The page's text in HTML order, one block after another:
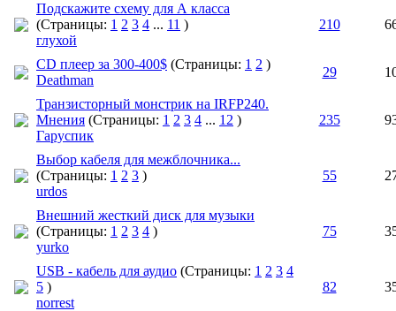
Подскажите схему для А класса
(Страницы: 1 2 3 4 ... 11 )
глухой
210
CD плеер за 300-400$ (Страницы: 1 2 )
Deathman
29
Транзисторный монстрик на IRFP240.
Мнения (Страницы: 1 2 3 4 ... 12 )
Гаруспик
235
Выбор кабеля для межблочника...
(Страницы: 1 2 3 )
urdos
55
Внешний жесткий диск для музыки
(Страницы: 1 2 3 4 )
yurko
75
USB - кабель для аудио (Страницы: 1 2 3 4
5 )
norrest
82